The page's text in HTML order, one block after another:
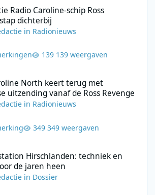
Radio Caroline-schip Ross
dichterbij
in Radionieuws
139 weergaven
North keert terug met
uitzending vanaf de Ross Revenge
in Radionieuws
349 weergaven
Hirschlanden: techniek en
de jaren heen
in Dossier